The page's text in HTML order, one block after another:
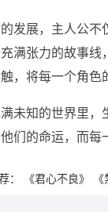
发展，主人公
满张力的故事线
，将每一个角色
未知的世界里，
们的命运，而每
： 《君心不良》